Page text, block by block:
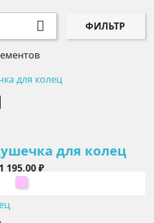
 ФИЛЬТР
для колец
Цена
1 195,00 ₽